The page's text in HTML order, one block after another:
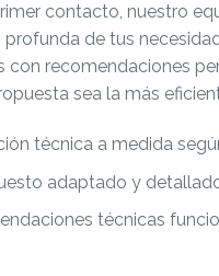
contacto, nuestro
profunda de tus
con recomendaciones
sea la más
técnica a medida
adaptado y
técnicas